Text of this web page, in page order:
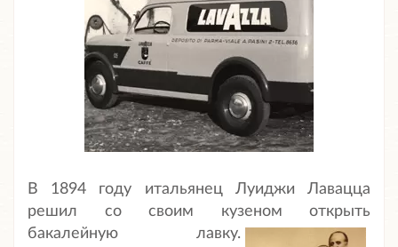
В 1894 году итальянец Луиджи Лавацца
решил со своим кузеном открыть
бакалейную лавку.